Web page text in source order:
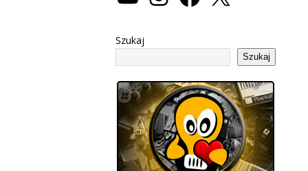
Szukaj
Szukaj